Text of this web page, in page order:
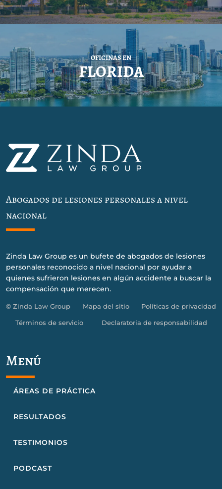
OFICINAS EN
FLORIDA
Abogados de lesiones personales a nivel
nacional
Zinda Law Group es un bufete de abogados de lesiones
personales reconocido a nivel nacional por ayudar a
quienes sufrieron lesiones en algún accidente a buscar la
compensación que merecen.
© Zinda Law Group Mapa del sitio Políticas de privacidad
Términos de servicio Declaratoria de responsabilidad
Menú
ÁREAS DE PRÁCTICA
RESULTADOS
TESTIMONIOS
PODCAST